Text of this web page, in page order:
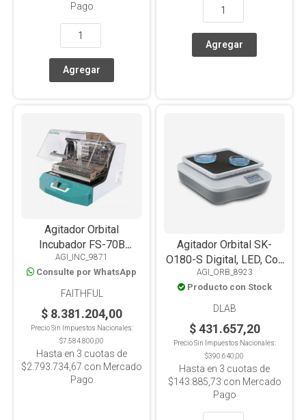
Pago
Agitador Orbital
Incubador FS-70B
Digital, LCD, Frío-Calor
4°C-65°C, Plataforma
Universal
AGI_INC_9871
Consulte por WhatsApp
FAITHFUL
$ 8.381.204,00
Precio Sin Impuestos Nacionales:
$7.584.800,00
Hasta en 3 cuotas de
$2.793.734,67 con Mercado
Pago
Agitador Orbital SK-
O180-S Digital, LED, Con
Timer, Plataforma
Antideslizante, 2kg
AGI_ORB_8923
Producto con Stock
DLAB
$ 431.657,20
Precio Sin Impuestos Nacionales:
$390.640,00
Hasta en 3 cuotas de
$143.885,73 con Mercado
Pago